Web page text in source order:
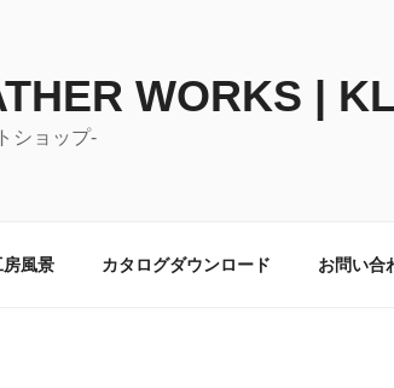
WORKS |
ショップ-
房風景 カタログダウンロード お問い合